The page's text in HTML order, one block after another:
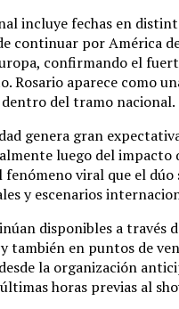
incluye fechas en
continuar por América
confirmando el
Rosario aparece como
dentro del tramo nacional.
genera gran
luego del impacto
viral que el dúo
y escenarios
disponibles a través
también en puntos de
la organización
horas previas al